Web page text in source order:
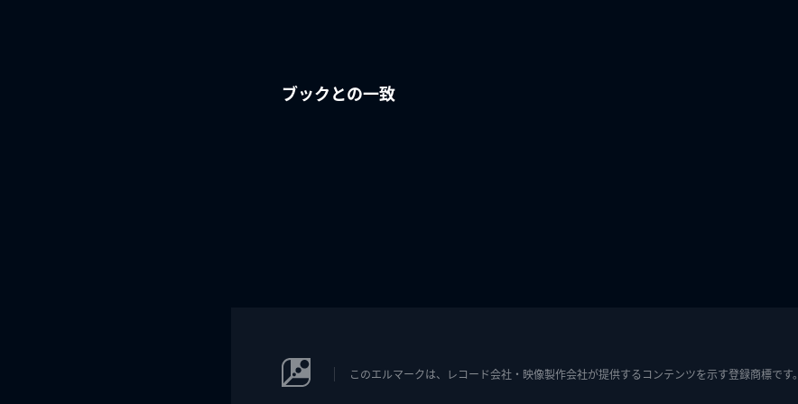
ブックとの一致
このエルマークは、レコード会社・映像製作会社が提供するコンテンツを示す登録商標です